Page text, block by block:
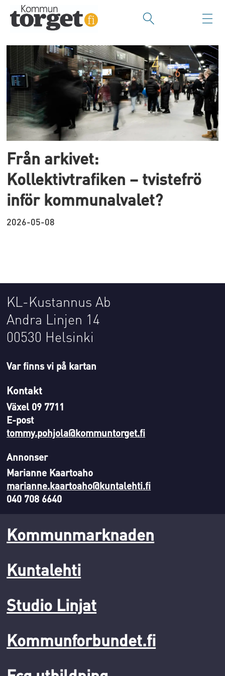
Tag:
januari
2025
Från arkivet:
Kollektivtrafiken – tvistefrö
inför kommunalvalet?
2026-05-08
KL-Kustannus Ab
Andra Linjen 14
00530 Helsinki
Var finns vi på kartan
Kontakt
Växel 09 7711
E-post
tommy.pohjola@kommuntorget.fi
Annonser
Marianne Kaartoaho
marianne.kaartoaho@kuntalehti.fi
040 708 6640
Kommunmarknaden
Kuntalehti
Studio Linjat
Kommunforbundet.fi